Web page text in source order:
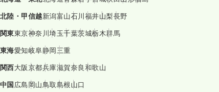
北陸・甲信越新潟富山石川福井山梨長野
関東東京神奈川埼玉千葉茨城栃木群馬
東海愛知岐阜静岡三重
関西大阪京都兵庫滋賀奈良和歌山
中国広島岡山鳥取島根山口